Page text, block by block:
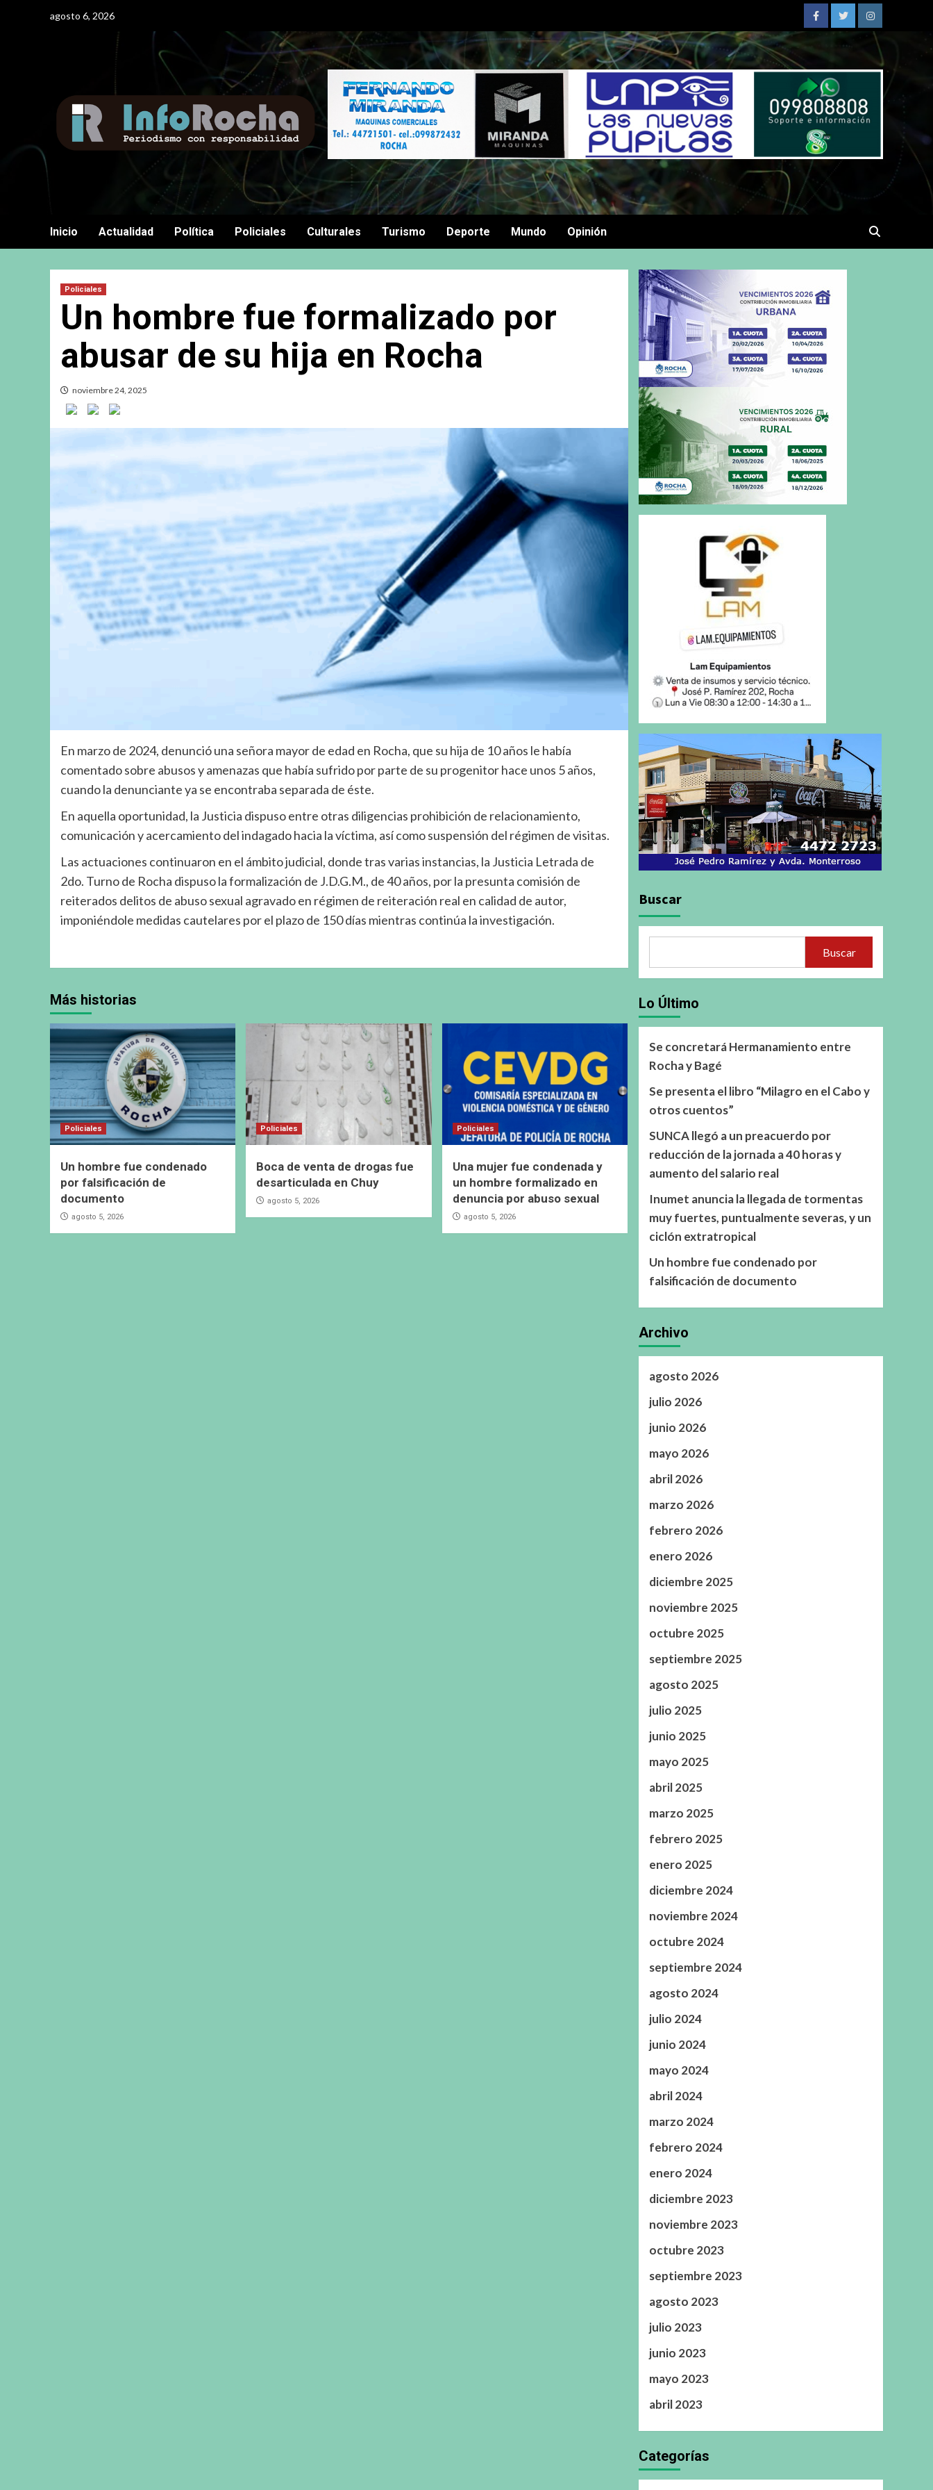
agosto 6, 2026
FacebookTwitterInstagram
Inicio Actualidad Política Policiales Culturales Turismo Deporte Mundo Opinión
Policiales
Un hombre fue formalizado por
abusar de su hija en Rocha
noviembre 24, 2025
En marzo de 2024, denunció una señora mayor de edad en Rocha, que su hija de 10 años le había
comentado sobre abusos y amenazas que había sufrido por parte de su progenitor hace unos 5 años,
cuando la denunciante ya se encontraba separada de éste.
En aquella oportunidad, la Justicia dispuso entre otras diligencias prohibición de relacionamiento,
comunicación y acercamiento del indagado hacia la víctima, así como suspensión del régimen de visitas.
Las actuaciones continuaron en el ámbito judicial, donde tras varias instancias, la Justicia Letrada de
2do. Turno de Rocha dispuso la formalización de J.D.G.M., de 40 años, por la presunta comisión de
reiterados delitos de abuso sexual agravado en régimen de reiteración real en calidad de autor,
imponiéndole medidas cautelares por el plazo de 150 días mientras continúa la investigación.
Más historias
Policiales
Un hombre fue condenado
por falsificación de
documento
agosto 5, 2026
Policiales
Boca de venta de drogas fue
desarticulada en Chuy
agosto 5, 2026
Policiales
Una mujer fue condenada y
un hombre formalizado en
denuncia por abuso sexual
agosto 5, 2026
Buscar
Buscar
Lo Último
Se concretará Hermanamiento entre
Rocha y Bagé
Se presenta el libro “Milagro en el Cabo y
otros cuentos”
SUNCA llegó a un preacuerdo por
reducción de la jornada a 40 horas y
aumento del salario real
Inumet anuncia la llegada de tormentas
muy fuertes, puntualmente severas, y un
ciclón extratropical
Un hombre fue condenado por
falsificación de documento
Archivo
agosto 2026
julio 2026
junio 2026
mayo 2026
abril 2026
marzo 2026
febrero 2026
enero 2026
diciembre 2025
noviembre 2025
octubre 2025
septiembre 2025
agosto 2025
julio 2025
junio 2025
mayo 2025
abril 2025
marzo 2025
febrero 2025
enero 2025
diciembre 2024
noviembre 2024
octubre 2024
septiembre 2024
agosto 2024
julio 2024
junio 2024
mayo 2024
abril 2024
marzo 2024
febrero 2024
enero 2024
diciembre 2023
noviembre 2023
octubre 2023
septiembre 2023
agosto 2023
julio 2023
junio 2023
mayo 2023
abril 2023
Categorías